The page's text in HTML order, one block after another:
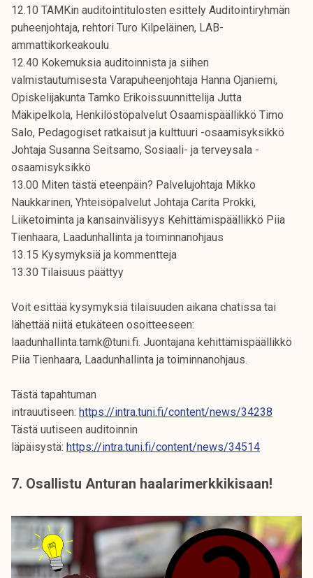
12.10 TAMKin auditointitulosten esittely Auditointiryhmän
puheenjohtaja, rehtori Turo Kilpeläinen, LAB-
ammattikorkeakoulu
12.40 Kokemuksia auditoinnista ja siihen
valmistautumisesta Varapuheenjohtaja Hanna Ojaniemi,
Opiskelijakunta Tamko Erikoissuunnittelija Jutta
Mäkipelkola, Henkilöstöpalvelut Osaamispäällikkö Timo
Salo, Pedagogiset ratkaisut ja kulttuuri -osaamisyksikkö
Johtaja Susanna Seitsamo, Sosiaali- ja terveysala -
osaamisyksikkö
13.00 Miten tästä eteenpäin? Palvelujohtaja Mikko
Naukkarinen, Yhteisöpalvelut Johtaja Carita Prokki,
Liiketoiminta ja kansainvälisyys Kehittämispäällikkö Piia
Tienhaara, Laadunhallinta ja toiminnanohjaus
13.15 Kysymyksiä ja kommentteja
13.30 Tilaisuus päättyy
Voit esittää kysymyksiä tilaisuuden aikana chatissa tai
lähettää niitä etukäteen osoitteeseen:
laadunhallinta.tamk@tuni.fi. Juontajana kehittämispäällikkö
Piia Tienhaara, Laadunhallinta ja toiminnanohjaus.
Tästä tapahtuman
intrauutiseen: https://intra.tuni.fi/content/news/34238
Tästä uutiseen auditoinnin
läpäisystä: https://intra.tuni.fi/content/news/34514
7. Osallistu Anturan haalarimerkkikisaan!